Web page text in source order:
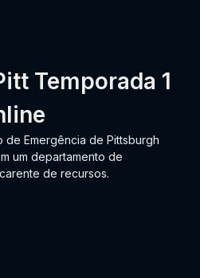
Temporada 1
Emergência de Pittsburgh
um departamento de
de recursos.